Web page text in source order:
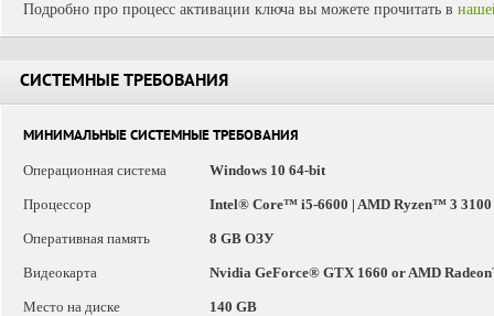
Подробно про процесс активации ключа вы можете прочитать в
СИСТЕМНЫЕ ТРЕБОВАНИЯ
МИНИМАЛЬНЫЕ СИСТЕМНЫЕ ТРЕБОВАНИЯ
Операционная система
Windows 10 64-bit
Процессор Intel® Core™ i5-6600 | AMD Ryzen™ 3
Оперативная память 8 GB ОЗУ
Видеокарта Nvidia GeForce® GTX 1660 or AMD
Место на диске 140 GB